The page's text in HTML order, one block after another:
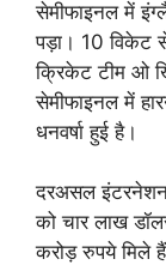
सेमीफाइनल में
पड़ा। 10 विकेट से
क्रिकेट टीम ओ
सेमीफाइनल में
धनवर्षा हुई है।
दरअसल
को चार लाख
करोड़ रुपये मिले